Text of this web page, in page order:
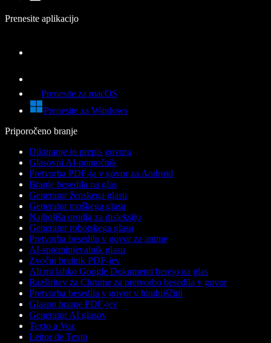
Prenesite aplikacijo
Prenesite za macOS
Prenesite za Windows
Priporočeno branje
Diktiranje in prepis govora
Glasovni AI-pomočnik
Pretvorba PDF-ja v govor za Android
Branje besedila na glas
Generator ženskega glasu
Generator moškega glasu
Najboljša orodja za disleksijo
Generator robotskega glasu
Pretvorba besedila v govor za anime
AI-spreminjevalnik glasu
Zvočni bralnik PDF-jev
Ali mi lahko Google Dokumenti berejo na glas
Razširitev za Chrome za pretvorbo besedila v govor
Pretvorba besedila v govor v hindujščini
Glasno branje PDF-jev
Generator AI glasov
Texto a Voz
Leitor de Texto